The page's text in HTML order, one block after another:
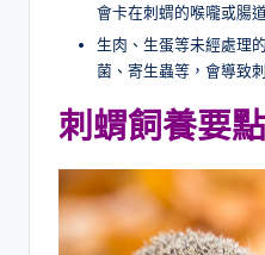
會卡在刺蝟的喉嚨或腸
生肉、生蛋等未經處理
菌、寄生蟲等，會導致
刺蝟飼養要點